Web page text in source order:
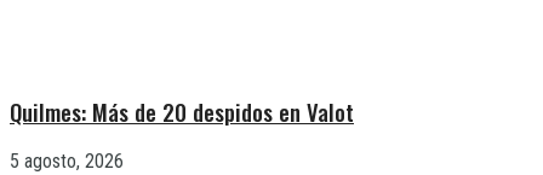
Quilmes: Más de 20 despidos en Valot
5 agosto, 2026